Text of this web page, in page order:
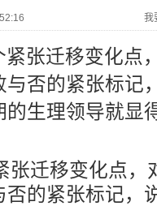
我
张迁移变化点
否的紧张标记
生理领导就显
张迁移变化点，
的紧张标记，